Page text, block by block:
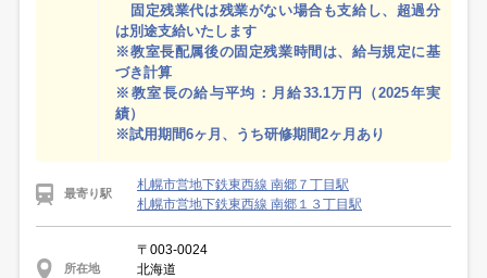
固定残業代は残業がない場合も支給し、超過分
は別途支給いたします
※教室長配属後の固定残業時間は、給与規定に基
づき計算
※教室長の給与平均：月給33.1万円（2025年実
績）
※試用期間6ヶ月、うち研修期間2ヶ月あり
最寄り駅
札幌市営地下鉄東西線 南郷７丁目駅
札幌市営地下鉄東西線 南郷１３丁目駅
所在地
〒003-0024
北海道